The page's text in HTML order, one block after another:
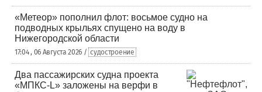
«Метеор» пополнил флот: восьмое судно на
подводных крыльях спущено на воду в
Нижегородской области
17:04 , 06 Августа 2026 / судостроение
Два пассажирских судна проекта
«МПКС-L» заложены на верфи в